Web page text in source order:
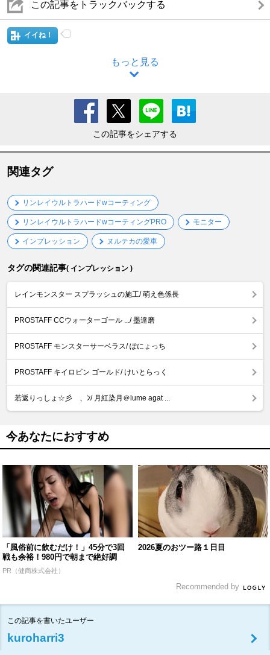
この記事をトラックバックする
イイね！
もっと見る
この記事をシェアする
関連タグ
リンレイウルトラハードwコーティング
リンレイウルトラハードwコーティングPRO モニター
インプレッション ヌルテカの愛車
タグの関連記事( インプレッション )
レインモンスター スプラッシュの施工/ 萌え色係長
PROSTAFF CCウォーターゴール .../ 墨達磨
PROSTAFF モンスターサーベラス/ ぽにょっち
PROSTAFF キイロビン ゴールド/ けいとらっく
若返りっしょ☆彡 、ﾝ/ 月紅染月＠lume agat ...
今あなたにおすすめ
「風俗前に飲むだけ！」45分で3回
戦も余裕！980円で朝まで絶好調
PR（健商株式会社）
2026夏のおツー路１日目
Recommended by
この記事を書いたユーザー
kuroharri3